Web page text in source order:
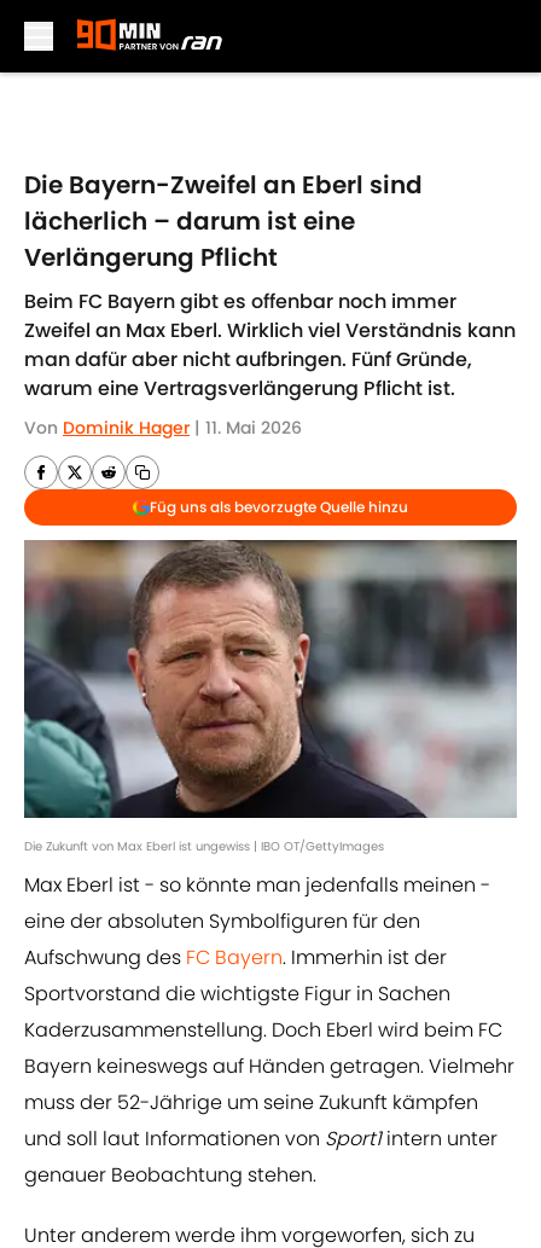
Die Bayern-Zweifel an Eberl sind
lächerlich – darum ist eine
Verlängerung Pflicht
Beim FC Bayern gibt es offenbar noch immer
Zweifel an Max Eberl. Wirklich viel Verständnis kann
man dafür aber nicht aufbringen. Fünf Gründe,
warum eine Vertragsverlängerung Pflicht ist.
Von Dominik Hager | 11. Mai 2026
Füg uns als bevorzugte Quelle hinzu
Die Zukunft von Max Eberl ist ungewiss | IBO OT/GettyImages
Max Eberl ist - so könnte man jedenfalls meinen -
eine der absoluten Symbolfiguren für den
Aufschwung des FC Bayern. Immerhin ist der
Sportvorstand die wichtigste Figur in Sachen
Kaderzusammenstellung. Doch Eberl wird beim FC
Bayern keineswegs auf Händen getragen. Vielmehr
muss der 52-Jährige um seine Zukunft kämpfen
und soll laut Informationen von Sport1intern unter
genauer Beobachtung stehen.
Unter anderem werde ihm vorgeworfen, sich zu